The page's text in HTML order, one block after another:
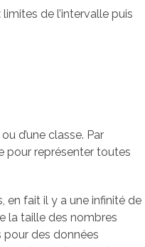
de l’intervalle puis
d’une classe. Par
pour représenter toutes
en fait il y a une infinité de
la taille des nombres
pour des données